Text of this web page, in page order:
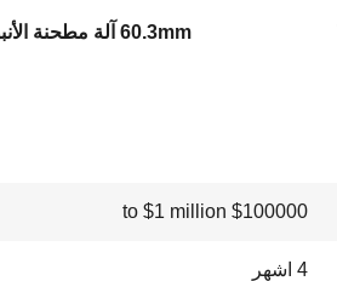
60.3mm آلة مطحنة الأنبوب
$100000 to $1 million
4 اشهر